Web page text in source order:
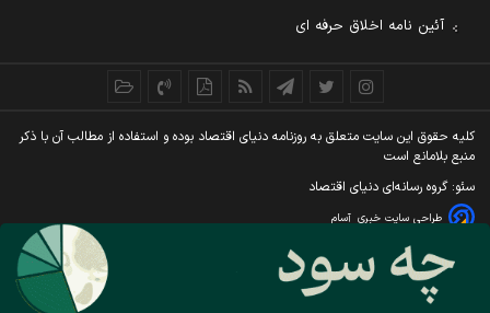
آئین نامه اخلاق حرفه ای
کليه حقوق اين سايت متعلق به روزنامه دنيای اقتصاد بوده و استفاده از مطالب آن با ذکر
منبع بلامانع است
سئو: گروه رسانه‌ای دنیای اقتصاد
طراحی سایت خبری آسام